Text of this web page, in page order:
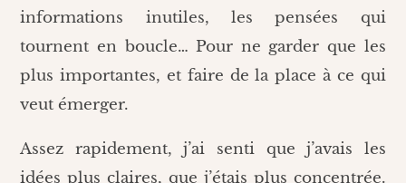
informations inutiles, les pensées qui
tournent en boucle… Pour ne garder que les
plus importantes, et faire de la place à ce qui
veut émerger.
Assez rapidement, j’ai senti que j’avais les
idées plus claires, que j’étais plus concentrée.